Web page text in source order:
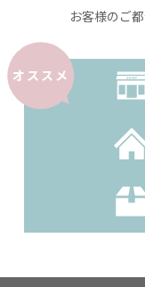
お客様のご
オススメ